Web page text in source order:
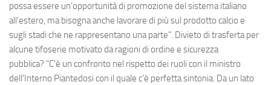
possa essere un’opportunità di promozione del sistema italiano
all'estero, ma bisogna anche lavorare di più sul prodotto calcio e
sugli stadi che ne rappresentano una parte". Divieto di trasferta per
alcune tifoserie motivato da ragioni di ordine e sicurezza
pubblica? "C'è un confronto nel rispetto dei ruoli con il ministro
dell'Interno Piantedosi con il quale c'è perfetta sintonia. Da un lato